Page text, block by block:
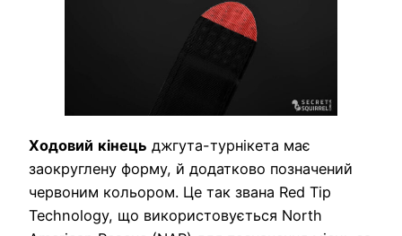
Ходовий кінець джгута-турнікета має
заокруглену форму, й додатково позначений
червоним кольором. Це так звана Red Tip
Technology, що використовується North